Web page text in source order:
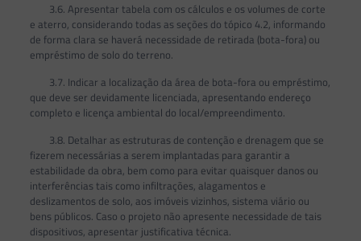
3.6. Apresentar tabela com os cálculos e os volumes de corte
e aterro, considerando todas as seções do tópico 4.2, informando
de forma clara se haverá necessidade de retirada (bota-fora) ou
empréstimo de solo do terreno.
3.7. Indicar a localização da área de bota-fora ou empréstimo,
que deve ser devidamente licenciada, apresentando endereço
completo e licença ambiental do local/empreendimento.
3.8. Detalhar as estruturas de contenção e drenagem que se
fizerem necessárias a serem implantadas para garantir a
estabilidade da obra, bem como para evitar quaisquer danos ou
interferências tais como infiltrações, alagamentos e
deslizamentos de solo, aos imóveis vizinhos, sistema viário ou
bens públicos. Caso o projeto não apresente necessidade de tais
dispositivos, apresentar justificativa técnica.